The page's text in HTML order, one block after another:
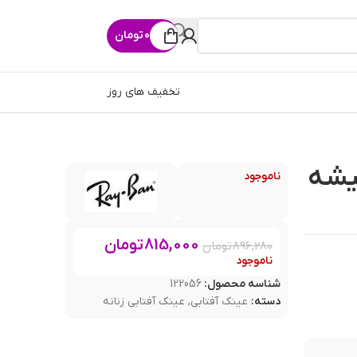
0تومان
تخفیف های روز
ناموجود
896,280تومان 815,000تومان
ناموجود
شناسه محصول: 122056
دسته: عینک آفتابی, عینک آفتابی زنانه